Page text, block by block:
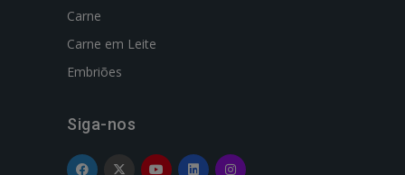
Carne
Carne em Leite
Embriões
Siga-nos